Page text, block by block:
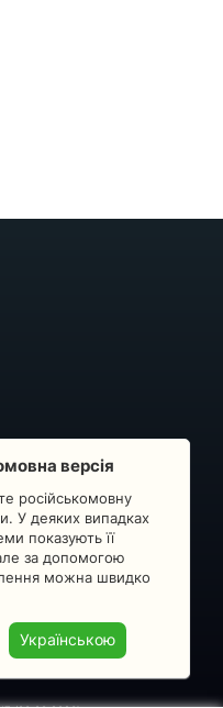
версія
російськомовну
У деяких випадках
показують її
за допомогою
можна швидко
Українською